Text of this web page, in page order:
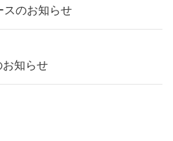
スのお知らせ
お知らせ